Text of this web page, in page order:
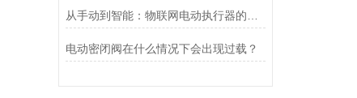
电动密闭阀在什么情况下会出现过载？